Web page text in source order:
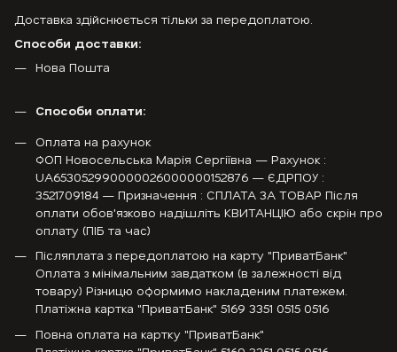
Доставка здійснюється тільки за передоплатою.
Способи доставки:
Нова Пошта
Способи оплати:
Оплата на рахунок
ФОП Новосельська Марія Сергіївна — Рахунок :
UA653052990000026000000152876 — ЄДРПОУ :
3521709184 — Призначення : СПЛАТА ЗА ТОВАР Після
оплати обов'язково надішліть КВИТАНЦІЮ або скрін про
оплату (ПІБ та час)
Післяплата з передоплатою на карту "ПриватБанк"
Оплата з мінімальним завдатком (в залежності від
товару) Різницю оформимо накладеним платежем.
Платіжна картка "ПриватБанк" 5169 3351 0515 0516
Повна оплата на картку "ПриватБанк"